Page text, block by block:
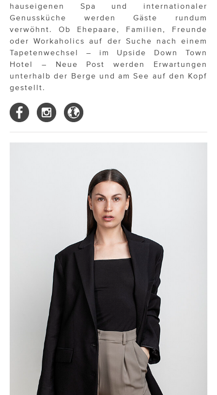
hauseigenen Spa und internationaler
Genussküche werden Gäste rundum
verwöhnt. Ob Ehepaare, Familien, Freunde
oder Workaholics auf der Suche nach einem
Tapetenwechsel – im Upside Down Town
Hotel – Neue Post werden Erwartungen
unterhalb der Berge und am See auf den Kopf
gestellt.